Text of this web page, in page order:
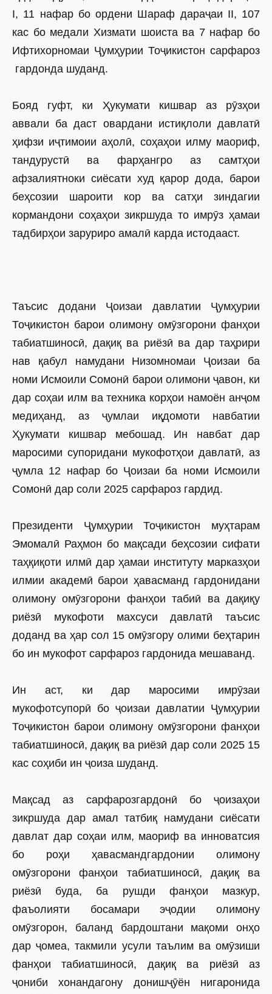
I, 11 нафар бо ордени Шараф дараҷаи II, 107
кас бо медали Хизмати шоиста ва 7 нафар бо
Ифтихорномаи Ҷумҳурии Тоҷикистон сарфароз
гардонда шуданд.
Бояд гуфт, ки Ҳукумати кишвар аз рӯзҳои
аввали ба даст овардани истиқлоли давлатӣ
ҳифзи иҷтимоии аҳолӣ, соҳаҳои илму маориф,
тандурустӣ ва фарҳангро аз самтҳои
афзалиятноки сиёсати худ қарор дода, барои
беҳсозии шароити кор ва сатҳи зиндагии
кормандони соҳаҳои зикршуда то имрӯз ҳамаи
тадбирҳои заруриро амалӣ карда истодааст.
Таъсис додани Ҷоизаи давлатии Ҷумҳурии
Тоҷикистон барои олимону омӯзгорони фанҳои
табиатшиносӣ, дақиқ ва риёзӣ ва дар таҳрири
нав қабул намудани Низомномаи Ҷоизаи ба
номи Исмоили Сомонӣ барои олимони ҷавон, ки
дар соҳаи илм ва техника корҳои намоён анҷом
медиҳанд, аз ҷумлаи иқдомоти навбатии
Ҳукумати кишвар мебошад. Ин навбат дар
маросими супоридани мукофотҳои давлатӣ, аз
ҷумла 12 нафар бо Ҷоизаи ба номи Исмоили
Сомонӣ дар соли 2025 сарфароз гардид.
Президенти Ҷумҳурии Тоҷикистон муҳтарам
Эмомалӣ Раҳмон бо мақсади беҳсозии сифати
таҳқиқоти илмӣ дар ҳамаи институту марказҳои
илмии академӣ барои ҳавасманд гардонидани
олимону омӯзгорони фанҳои табиӣ ва дақиқу
риёзӣ мукофоти махсуси давлатӣ таъсис
доданд ва ҳар сол 15 омӯзгору олими беҳтарин
бо ин мукофот сарфароз гардонида мешаванд.
Ин аст, ки дар маросими имрӯзаи
мукофотсупорӣ бо ҷоизаи давлатии Ҷумҳурии
Тоҷикистон барои олимону омӯзгорони фанҳои
табиатшиносӣ, дақиқ ва риёзӣ дар соли 2025 15
кас соҳиби ин ҷоиза шуданд.
Мақсад аз сарфарозгардонӣ бо ҷоизаҳои
зикршуда дар амал татбиқ намудани сиёсати
давлат дар соҳаи илм, маориф ва инноватсия
бо роҳи ҳавасмандгардонии олимону
омӯзгорони фанҳои табиатшиносӣ, дақиқ ва
риёзӣ буда, ба рушди фанҳои мазкур,
фаъолияти босамари эҷодии олимону
омӯзгорон, баланд бардоштани мақоми онҳо
дар ҷомеа, такмили усули таълим ва омӯзиши
фанҳои табиатшиносӣ, дақиқ ва риёзӣ аз
ҷониби хонандагону донишҷӯён нигаронида